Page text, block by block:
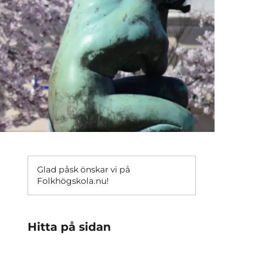
Glad påsk önskar vi på
Folkhögskola.nu!
Hitta på sidan